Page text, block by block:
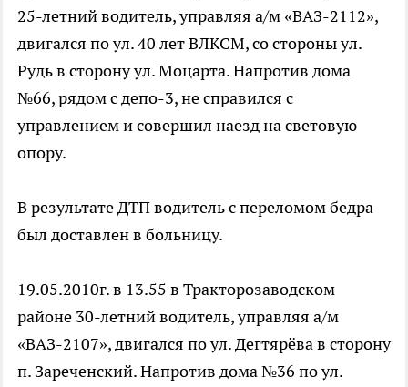
25-летний водитель, управляя а/м «ВАЗ-2112»,
двигался по ул. 40 лет ВЛКСМ, со стороны ул.
Рудь в сторону ул. Моцарта. Напротив дома
№66, рядом с депо-3, не справился с
управлением и совершил наезд на световую
опору.
В результате ДТП водитель с переломом бедра
был доставлен в больницу.
19.05.2010г. в 13.55 в Тракторозаводском
районе 30-летний водитель, управляя а/м
«ВАЗ-2107», двигался по ул. Дегтярёва в сторону
п. Зареченский. Напротив дома №36 по ул.